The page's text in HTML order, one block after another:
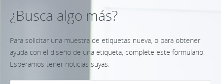
¿Busca algo más?
Para solicitar una muestra de etiquetas nueva, o para obtener
ayuda con el diseño de una etiqueta, complete este formulario.
Esperamos tener noticias suyas.